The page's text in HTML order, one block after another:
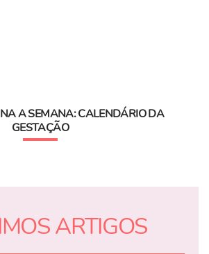
A SEMANA: CALENDÁRIO DA
GESTAÇÃO
ARTIGOS